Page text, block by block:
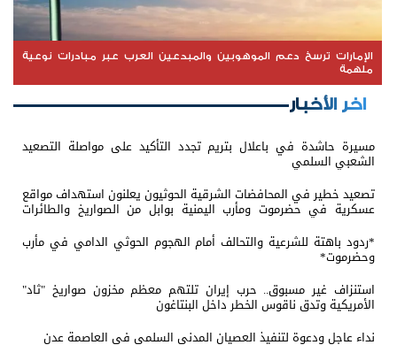
الإمارات ترسخ دعم الموهوبين والمبدعين العرب عبر مبادرات نوعية
ملهمة
اخر الأخبار
مسيرة حاشدة في باعلال بتريم تجدد التأكيد على مواصلة التصعيد
الشعبي السلمي
تصعيد خطير في المحافضات الشرقية الحوثيون يعلنون استهداف مواقع
عسكرية في حضرموت ومأرب اليمنية بوابل من الصواريخ والطائرات
*ردود باهتة للشرعية والتحالف أمام الهجوم الحوثي الدامي في مأرب
وحضرموت*
استنزاف غير مسبوق.. حرب إيران تلتهم معظم مخزون صواريخ "ثاد"
الأمريكية وتدق ناقوس الخطر داخل البنتاغون
نداء عاجل ودعوة لتنفيذ العصيان المدني السلمي في العاصمة عدن